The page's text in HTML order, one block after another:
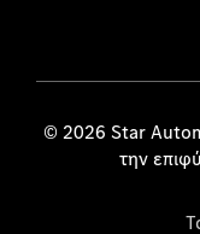
© 2026 Star
την